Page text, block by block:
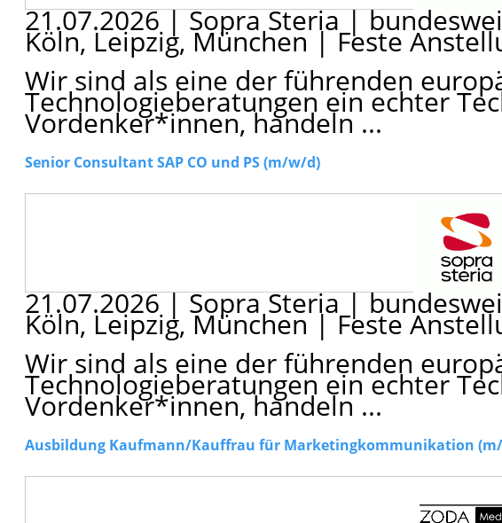
21.07.2026|Sopra Steria|
Köln, Leipzig, München |Feste
Wir sind als eine der führenden
Technologieberatungen ein echter
Vordenker*innen, handeln ...
Senior Consultant SAP CO und PS (m/w/d)
21.07.2026|Sopra Steria|
Köln, Leipzig, München |Feste
Wir sind als eine der führenden
Technologieberatungen ein echter
Vordenker*innen, handeln ...
Ausbildung Kaufmann/Kauffrau für Marketingkommunikation